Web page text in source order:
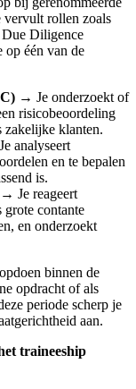
vervult rollen zoals
Diligence
één van de
→ Je onderzoekt of
risicobeoordeling
klanten.
analyseert
en te bepalen
is.
→ Je reageert
grote contante
en onderzoekt
binnen de
opdracht of als
periode scherp je
aan.
traineeship